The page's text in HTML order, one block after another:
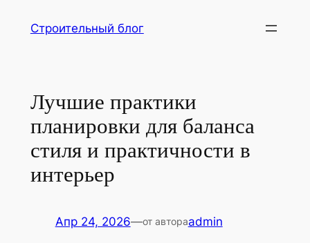
Строительный блог
Лучшие практики
планировки для баланса
стиля и практичности в
интерьер
Апр 24, 2026—от автораadmin